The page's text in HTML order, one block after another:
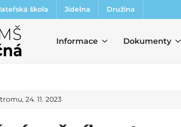
škola Jídelna
Družina
Informace Dokumenty
24. 11. 2023